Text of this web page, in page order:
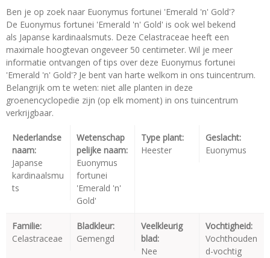
Ben je op zoek naar Euonymus fortunei 'Emerald 'n' Gold'?
De Euonymus fortunei 'Emerald 'n' Gold' is ook wel bekend
als Japanse kardinaalsmuts. Deze Celastraceae heeft een
maximale hoogtevan ongeveer 50 centimeter. Wil je meer
informatie ontvangen of tips over deze Euonymus fortunei
'Emerald 'n' Gold'? Je bent van harte welkom in ons tuincentrum.
Belangrijk om te weten: niet alle planten in deze
groenencyclopedie zijn (op elk moment) in ons tuincentrum
verkrijgbaar.
Nederlandse
naam:
Japanse
kardinaalsmu
ts
Wetenschap
pelijke naam:
Euonymus
fortunei
'Emerald 'n'
Gold'
Type plant:
Heester
Geslacht:
Euonymus
Familie:
Celastraceae
Bladkleur:
Gemengd
Veelkleurig
blad:
Nee
Vochtigheid:
Vochthouden
d-vochtig